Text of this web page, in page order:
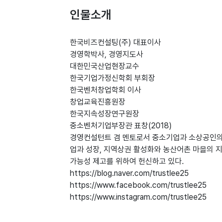
인물소개
한국비즈컨설팅(주) 대표이사
경영학박사, 경영지도사
대한민국산업현장교수
한국기업가정신학회 부회장
한국벤처창업학회 이사
창업교육진흥원장
한국지속성장연구원장
중소벤처기업부장관 표창(2018)
경영컨설턴트 겸 멘토로서 중소기업과 소상공인
업과 성장, 지역상권 활성화와 농산어촌 마을의
가능성 제고를 위하여 헌신하고 있다.
https://blog.naver.com/trustlee25
https://www.facebook.com/trustlee25
https://www.instagram.com/trustlee25